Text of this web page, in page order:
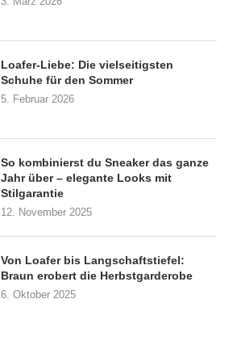
Loafer-Liebe: Die vielseitigsten
Schuhe für den Sommer
5. Februar 2026
So kombinierst du Sneaker das ganze
Jahr über – elegante Looks mit
Stilgarantie
12. November 2025
Von Loafer bis Langschaftstiefel:
Braun erobert die Herbstgarderobe
6. Oktober 2025